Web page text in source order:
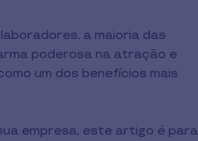
a maioria das
poderosa na atração e
um dos benefícios mais
empresa, este artigo é para